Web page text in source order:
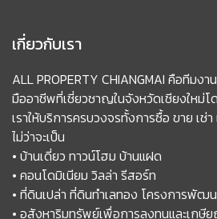
เกี่ยวกับเรา
ALL PROPERTY CHIANGMAI คือทีมง
มืออาชีพที่เชี่ยวชาญในจังหวัดเชียงใหม่โ
เราให้บริการครบวงจรทั้งการซื้อ ขาย เ
ไม่ว่าจะเป็น
• บ้านเดี่ยว ทาวน์โฮม บ้านแฝด
• คอนโดมิเนียม วิลล่า รีสอร์ท
• ที่ดินเปล่า ที่ดินทำเลทอง โครงการพัฒ
• อสังหาริมทรัพย์เพื่อการลงทุนและเกษี